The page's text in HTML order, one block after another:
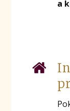
a